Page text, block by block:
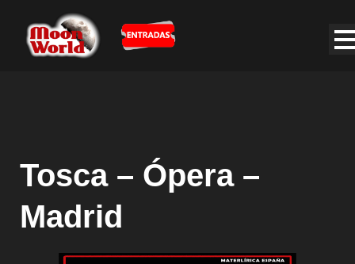
Tosca – Ópera –
Madrid